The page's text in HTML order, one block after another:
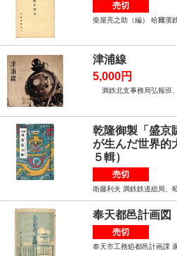
売切
柴屋亮之助（編） 哈爾濱
津浦線
5,000円
満鉄北支事務局弘報班
乾隆御製「盛京
が生んだ世界的
５輯）
売切
衛藤利夫 満鉄鉄道総局、
奉天都邑計画図
売切
奉天市工務処都邑計画課